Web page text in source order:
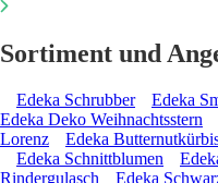
Sortiment und
Edeka Schrubber Edeka
Edeka Deko Weihnachtsstern
Lorenz
Edeka
Edeka Schnittblumen
Rindergulasch
Edeka